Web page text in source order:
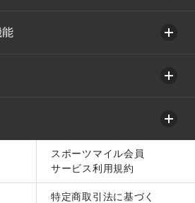
スポーツマイル会員
サービス利用規約
特定商取引法に基づく